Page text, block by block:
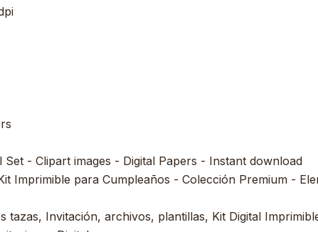
Set - Clipart images - Digital Papers - Instant download
Imprimible para Cumpleaños - Colección Premium -
tazas, Invitación, archivos, plantillas, Kit Digital